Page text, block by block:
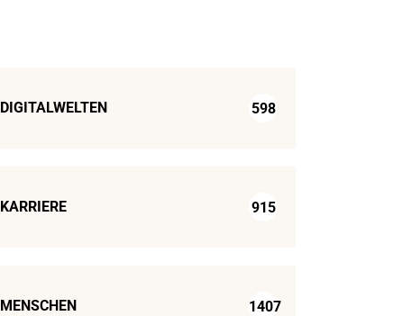
DIGITALWELTEN 598
KARRIERE 915
MENSCHEN 1407